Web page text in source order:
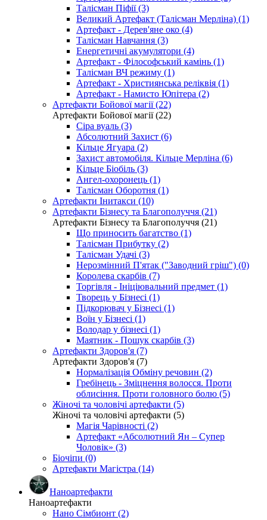
Талісман Піфії (3)
Великий Артефакт (Талісман Мерліна) (1)
Артефакт - Дерев'яне око (4)
Талісман Навчання (3)
Енергетичні акумулятори (4)
Артефакт - Філософський камінь (1)
Талісман ВЧ режиму (1)
Артефакт - Християнська реліквія (1)
Артефакт - Намисто Юпітера (2)
Артефакти Бойової магії (22)
Артефакти Бойової магії (22)
Сіра вуаль (3)
Абсолютний Захист (6)
Кільце Ягуара (2)
Захист автомобіля. Кільце Мерліна (6)
Кільце Біобіль (3)
Ангел-охоронець (1)
Талісман Оборотня (1)
Артефакти Інитакси (10)
Артефакти Бізнесу та Благополуччя (21)
Артефакти Бізнесу та Благополуччя (21)
Що приносить багатство (1)
Талісман Прибутку (2)
Талісман Удачі (3)
Нерозмінний П'ятак ("Заводний гріш") (0)
Королева скарбів (7)
Торгівля - Ініціювальний предмет (1)
Творець у Бізнесі (1)
Підкорювач у Бізнесі (1)
Воїн у Бізнесі (1)
Володар у бізнесі (1)
Маятник - Пошук скарбів (3)
Артефакти Здоров'я (7)
Артефакти Здоров'я (7)
Нормалізація Обміну речовин (2)
Гребінець - Зміцнення волосся. Проти
облисіння. Проти головного болю (5)
Жіночі та чоловічі артефакти (5)
Жіночі та чоловічі артефакти (5)
Магія Чарівності (2)
Артефакт «Абсолютний Ян – Супер
Чоловік» (3)
Біочіпи (0)
Артефакти Магістра (14)
Наноартефакти
Наноартефакти
Нано Сімбионт (2)